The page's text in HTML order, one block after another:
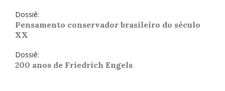
Dossiê:
Pensamento conservador brasileiro do século
XX
Dossiê:
200 anos de Friedrich Engels